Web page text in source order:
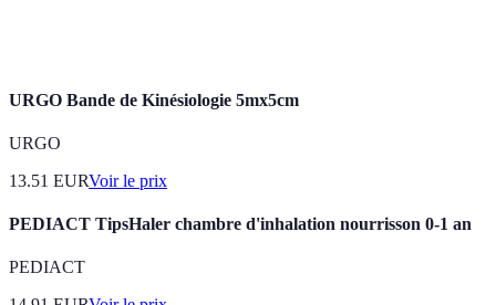
URGO Bande de Kinésiologie 5mx5cm
URGO
13.51 EURVoir le prix
PEDIACT TipsHaler chambre d'inhalation nourrisson 0-1 an
PEDIACT